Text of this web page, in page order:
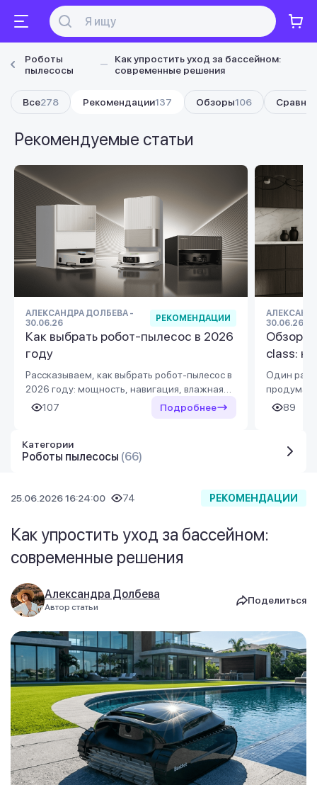
Роботы
пылесосы
Как упростить уход за бассейном:
современные решения
Все278 Рекомендации137 Обзоры106
25.06.2026 16:24:00 74 РЕКОМЕНДАЦИИ
Как упростить уход за бассейном:
современные решения
Александра Долбева
Автор статьи
Поделиться
Рекомендуемые статьи
АЛЕКСАНДРА ДОЛБЕВА -
30.06.26
РЕКОМЕНДАЦИИ
Как выбрать робот-пылесос в 2026
году
Рассказываем, как выбрать робот-пылесос в
2026 году: мощность, навигация, влажная
уборка, база самоочистки, функции для
107 Подробнее
30.06.26
Обзор
class:
Один раз
89
Категории
Роботы пылесосы (66)